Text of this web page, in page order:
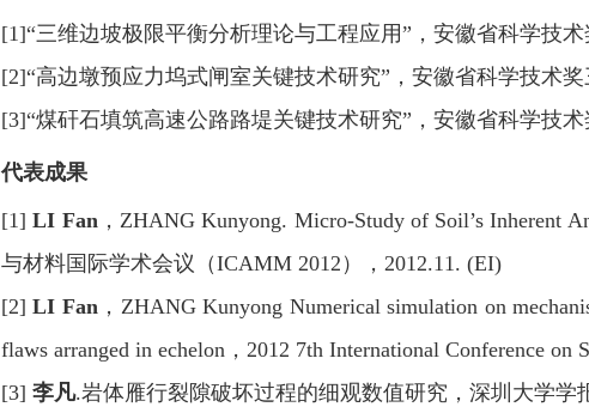
[1]“三维边坡极限平衡分析理论与工程应用”，安徽省科学技术
[2]“高边墩预应力坞式闸室关键技术研究”，安徽省科学技术奖
[3]“煤矸石填筑高速公路路堤关键技术研究”，安徽省科学技术
代表成果
[1]LI Fan，ZHANG Kunyong. Micro-Study of Soil’s Inherent
与材料国际学术会议（ICAMM 2012），2012.11. (EI)
[2]LI Fan，ZHANG Kunyong Numerical simulation on
flaws arranged in echelon，2012 7th International Conference on
[3] 李凡.岩体雁行裂隙破坏过程的细观数值研究，深圳大学学